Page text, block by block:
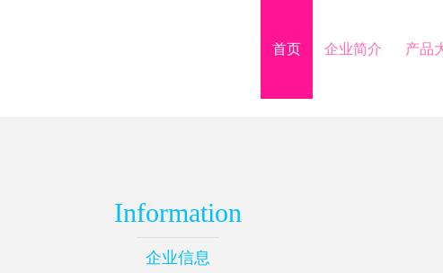
首页 企业简介 产品
Information
企业信息